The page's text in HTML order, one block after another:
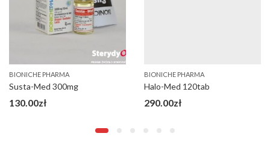
BIONICHE PHARMA
Susta-Med 300mg
130.00zł
BIONICHE PHARMA
Halo-Med 120tab
290.00zł